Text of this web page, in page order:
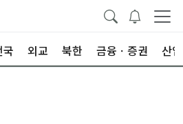
국 외교 북한 금융ㆍ증권 산업